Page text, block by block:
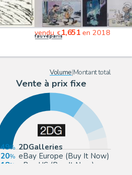
vendu€1,651en 2018
Volume|Montant total
Vente à prix fixe
49
2DGalleries
20
eBay Europe (Buy It Now)
18
eBay US (Buy It Now)